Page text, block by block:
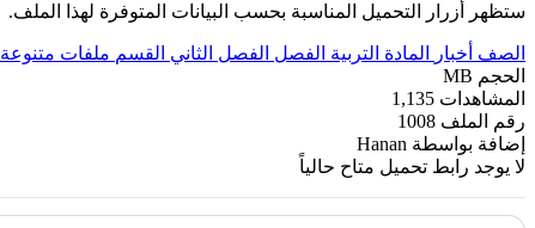
ستظهر أزرار التحميل المناسبة بحسب البيانات المتوفرة لهذا الملف.
الصف أخبار المادة التربية الفصل الفصل الثاني القسم ملفات متنوعة
الحجم MB
المشاهدات 1,135
رقم الملف 1008
إضافة بواسطة Hanan
لا يوجد رابط تحميل متاح حالياً